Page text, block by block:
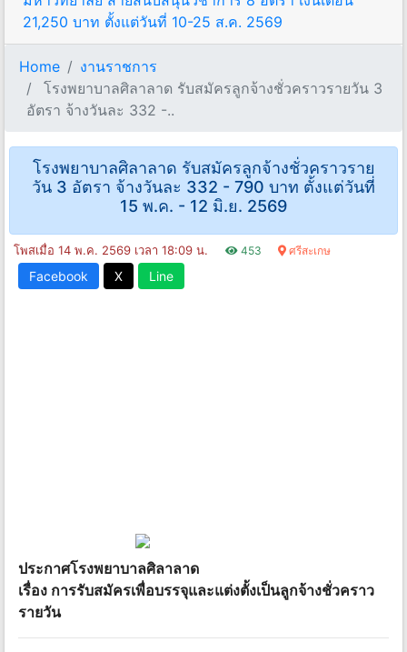
21,250 บาท ตั้งแต่วันที่ 10-25 ส.ค. 2569
Home
งานราชการ
โรงพยาบาลศิลาลาด รับสมัครลูกจ้างชั่วคราวรายวัน 3
อัตรา จ้างวันละ 332 -..
โรงพยาบาลศิลาลาด รับสมัครลูกจ้างชั่วคราวราย
วัน 3 อัตรา จ้างวันละ 332 - 790 บาท ตั้งแต่วันที่
15 พ.ค. - 12 มิ.ย. 2569
โพสเมื่อ 14 พ.ค. 2569 เวลา 18:09 น. 453 ศรีสะเกษ
Facebook X Line
ประกาศโรงพยาบาลศิลาลาด
เรื่อง การรับสมัครเพื่อบรรจุและแต่งตั้งเป็นลูกจ้างชั่วคราว
รายวัน